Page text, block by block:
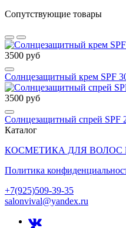
Сопутствующие товары
3500 руб
Солнцезащитный крем SPF
3500 руб
Солнцезащитный спрей
Каталог
КОСМЕТИКА ДЛЯ ВОЛОС
Политика
+7(925)509-39-35
salonvival@yandex.ru